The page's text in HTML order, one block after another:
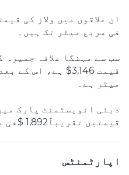
فی مربع میٹر تک ہیں۔
سب سے مہنگا علاقہ
میٹر ہے۔
دبئی انویسٹمنٹ پارک
قیمتیں تقریباً1,892 $فی مربع میٹر ہیں۔
اپارٹمنٹس